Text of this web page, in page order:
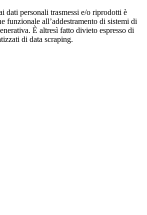
dati personali trasmessi e/o riprodotti è
funzionale all’addestramento di sistemi di
È altresì fatto divieto espresso di
di data scraping.